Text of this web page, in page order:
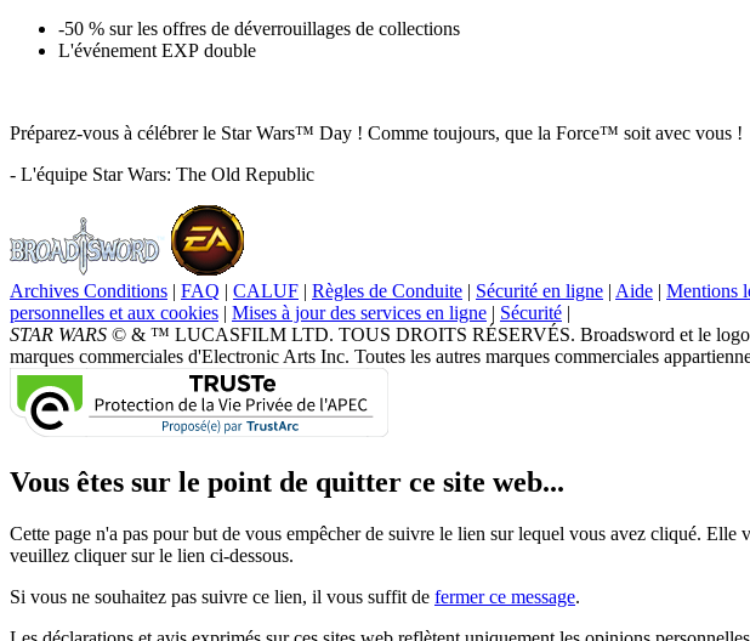
-50 % sur les offres de déverrouillages de collections
L'événement EXP double
Préparez-vous à célébrer le Star Wars™ Day ! Comme toujours, que la Force™ soit avec vous !
- L'équipe Star Wars: The Old Republic
Archives Conditions | FAQ | CALUF | Règles de Conduite | Sécurité en ligne | Aide | Mentions
personnelles et aux cookies | Mises à jour des services en ligne | Sécurité |
STAR WARS © & ™ LUCASFILM LTD. TOUS DROITS RÉSERVÉS. Broadsword et le logo
marques commerciales d'Electronic Arts Inc. Toutes les autres marques commerciales
Vous êtes sur le point de quitter ce site web...
Cette page n'a pas pour but de vous empêcher de suivre le lien sur lequel vous avez cliqué.
veuillez cliquer sur le lien ci-dessous.
Si vous ne souhaitez pas suivre ce lien, il vous suffit de fermer ce message.